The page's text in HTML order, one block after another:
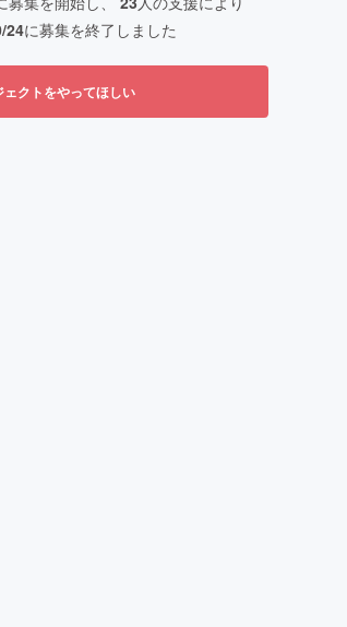
24に募集を終了しました
ェクトをやってほしい